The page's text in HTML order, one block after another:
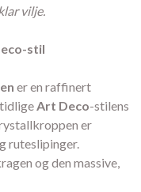
vilje.
stil
er en raffinert
Art Deco-stilens
er
ruteslipinger.
og den massive,